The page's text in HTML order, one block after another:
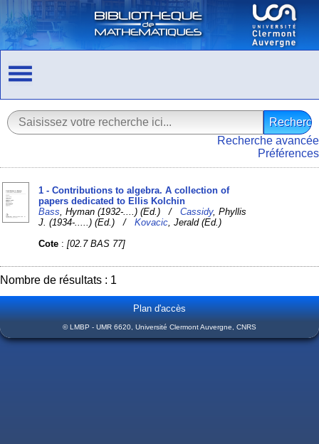
Recherche avancée
Préférences
1 - Contributions to algebra. A collection of
papers dedicated to Ellis Kolchin
Bass , Hyman (1932-....) (Ed.) /Cassidy, Phyllis
J. (1934-.....) (Ed.) /Kovacic , Jerald (Ed.)
Cote :[02.7 BAS 77]
Nombre de résultats : 1
Plan d'accès
© LMBP - UMR 6620, Université Clermont Auvergne, CNRS